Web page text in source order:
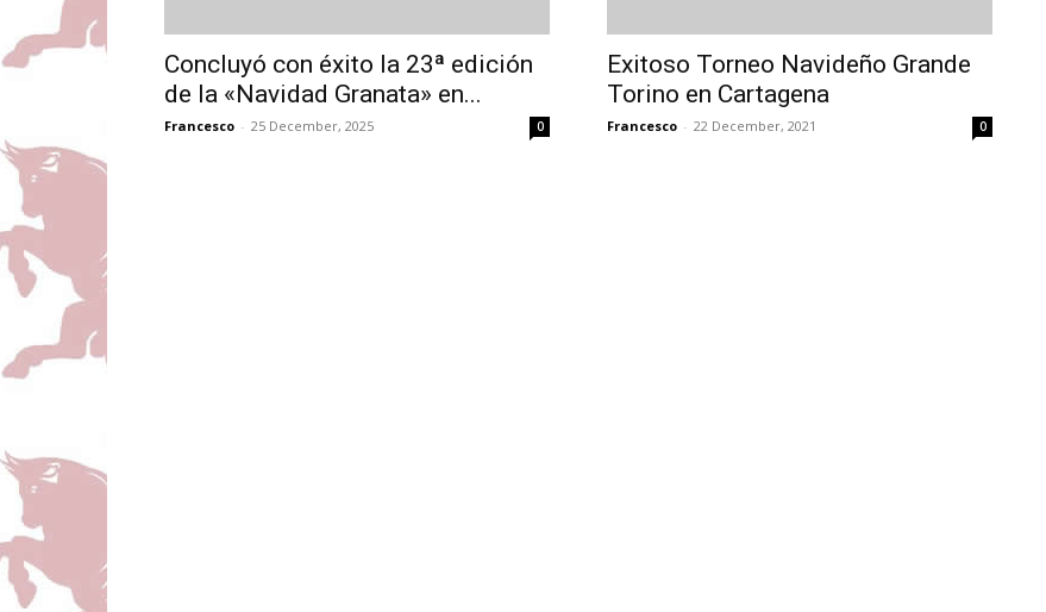
Concluyó con éxito la 23ª edición
de la «Navidad Granata» en...
Francesco - 25 December, 2025 0
Exitoso Torneo Navideño Grande
Torino en Cartagena
Francesco - 22 December, 2021 0